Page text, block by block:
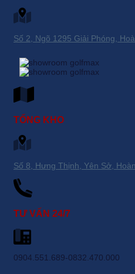
Số 2, Ngõ 1295 Giải Phóng,
TỔNG KHO
Số 8, Hưng Thịnh, Yên Sở,
TƯ VẤN 24/7
0904.551.689-0832.470.000